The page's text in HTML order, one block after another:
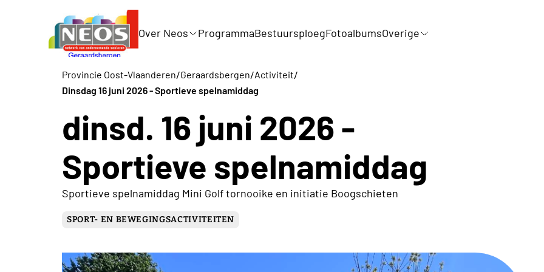
Over Neos ProgrammaBestuursploegFotoalbumsOverige
Provincie Oost-Vlaanderen/Geraardsbergen/Activiteit/
Dinsdag 16 juni 2026 - Sportieve spelnamiddag
dinsd. 16 juni 2026 -
Sportieve spelnamiddag
Sportieve spelnamiddag Mini Golf tornooike en initiatie Boogschieten
SPORT- EN BEWEGINGSACTIVITEITEN